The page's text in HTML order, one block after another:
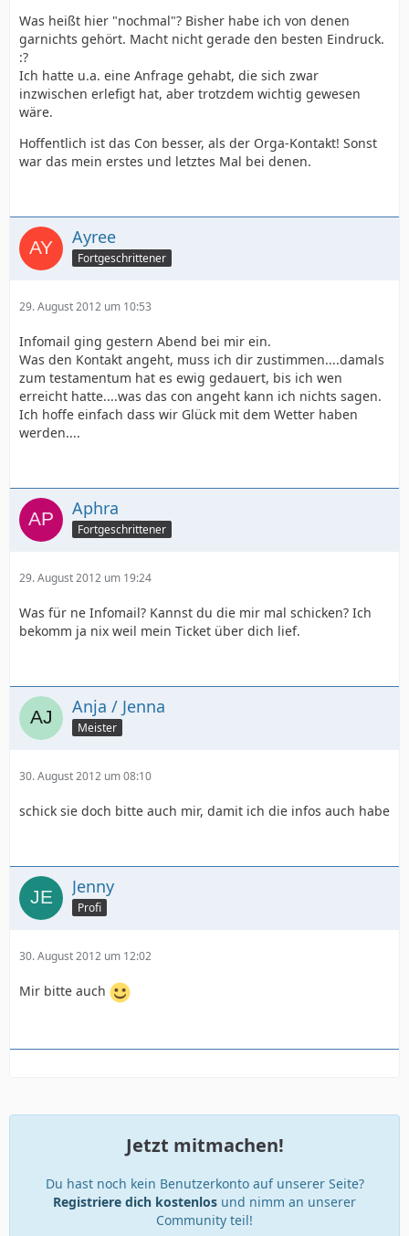
Was heißt hier "nochmal"? Bisher habe ich von denen
garnichts gehört. Macht nicht gerade den besten Eindruck.
:?
Ich hatte u.a. eine Anfrage gehabt, die sich zwar
inzwischen erlefigt hat, aber trotzdem wichtig gewesen
wäre.
Hoffentlich ist das Con besser, als der Orga-Kontakt! Sonst
war das mein erstes und letztes Mal bei denen.
Ayree
Fortgeschrittener
29. August 2012 um 10:53
Infomail ging gestern Abend bei mir ein.
Was den Kontakt angeht, muss ich dir zustimmen....damals
zum testamentum hat es ewig gedauert, bis ich wen
erreicht hatte....was das con angeht kann ich nichts sagen.
Ich hoffe einfach dass wir Glück mit dem Wetter haben
werden....
Aphra
Fortgeschrittener
29. August 2012 um 19:24
Was für ne Infomail? Kannst du die mir mal schicken? Ich
bekomm ja nix weil mein Ticket über dich lief.
Anja / Jenna
Meister
30. August 2012 um 08:10
schick sie doch bitte auch mir, damit ich die infos auch habe
Jenny
Profi
30. August 2012 um 12:02
Mir bitte auch
Jetzt mitmachen!
Du hast noch kein Benutzerkonto auf unserer Seite?
Registriere dich kostenlos und nimm an unserer
Community teil!